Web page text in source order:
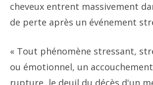
cheveux entrent massivement
de perte après un événement
« Tout phénomène stressant,
ou émotionnel, un
rupture, le deuil du décès d'un